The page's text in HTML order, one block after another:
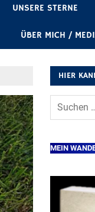
UNSERE STERNE
ÜBER MICH /
HIER
MEIN